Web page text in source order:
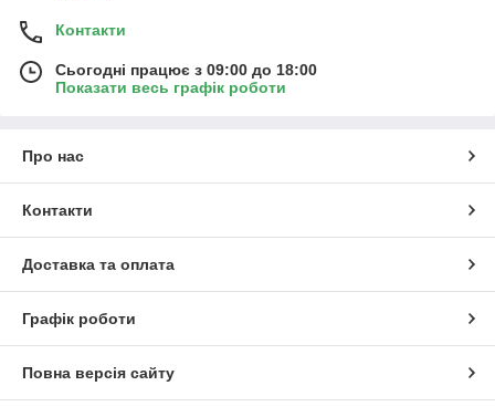
Контакти
Сьогодні працює з 09:00 до 18:00
Показати весь графік роботи
Про нас
Контакти
Доставка та оплата
Графік роботи
Повна версія сайту